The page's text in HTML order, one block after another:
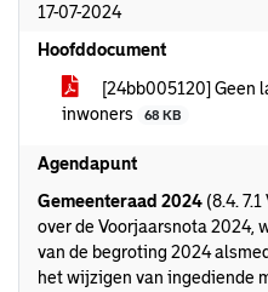
17-07-2024
Hoofddocument
[24bb005120] Geen
inwoners
68 KB
Agendapunt
Gemeenteraad 2024 (8.4.
over de Voorjaarsnota 2024,
van de begroting 2024
het wijzigen van ingediende